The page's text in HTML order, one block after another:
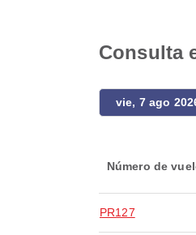
Consulta
vie, 7 ago
Número de
PR127